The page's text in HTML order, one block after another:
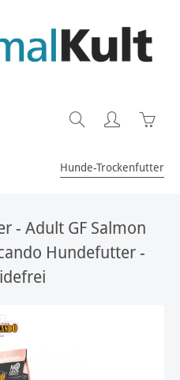
Hunde-Trockenfutter
- Adult GF Salmon
Hundefutter -